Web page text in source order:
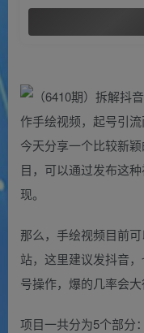
今天分享一个比较新
目，可以通过发布这
现。
那么，手绘视频目前
站，这里建议发抖音
号操作，爆的几率会大
项目一共分为5个部分